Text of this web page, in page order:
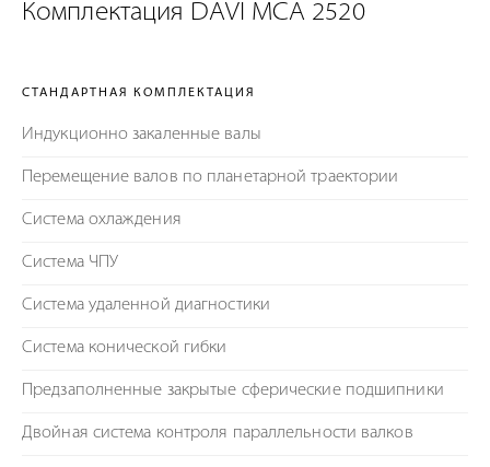
Комплектация DAVI MCA 2520
СТАНДАРТНАЯ КОМПЛЕКТАЦИЯ
Индукционно закаленные валы
Перемещение валов по планетарной траектории
Система охлаждения
Система ЧПУ
Система удаленной диагностики
Система конической гибки
Предзаполненные закрытые сферические подшипники
Двойная система контроля параллельности валков